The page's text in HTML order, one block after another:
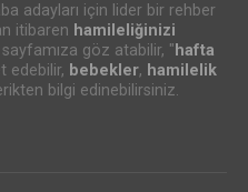
adayları için lider bir rehber
itibaren hamileliğinizi
sayfamıza göz atabilir, " hafta
edebilir, bebekler, hamilelik
bilgi edinebilirsiniz.